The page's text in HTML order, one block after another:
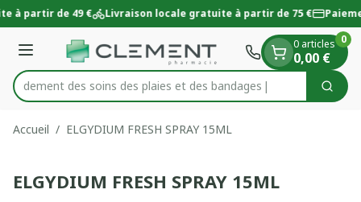
Aller au contenu
1 de 1
à partir de 49 € Livraison locale gratuite à partir de 75 €
Menu
Rechercher
rapidement des soins des plaies et des bandages
0 articles
0,00 €
0
Accueil / ELGYDIUM FRESH SPRAY 15ML
ELGYDIUM FRESH SPRAY 15ML